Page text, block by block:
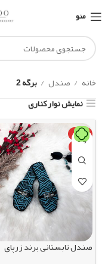
منو
خانه صندل برگه 2
نمایش نوار کناری
-25%
داغ
صندل تابستانی برند زرپای